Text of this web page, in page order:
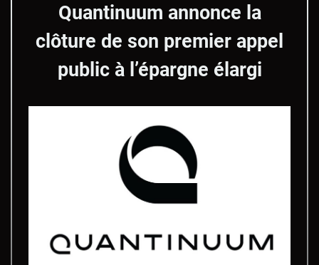
Quantinuum annonce la
clôture de son premier appel
public à l’épargne élargi